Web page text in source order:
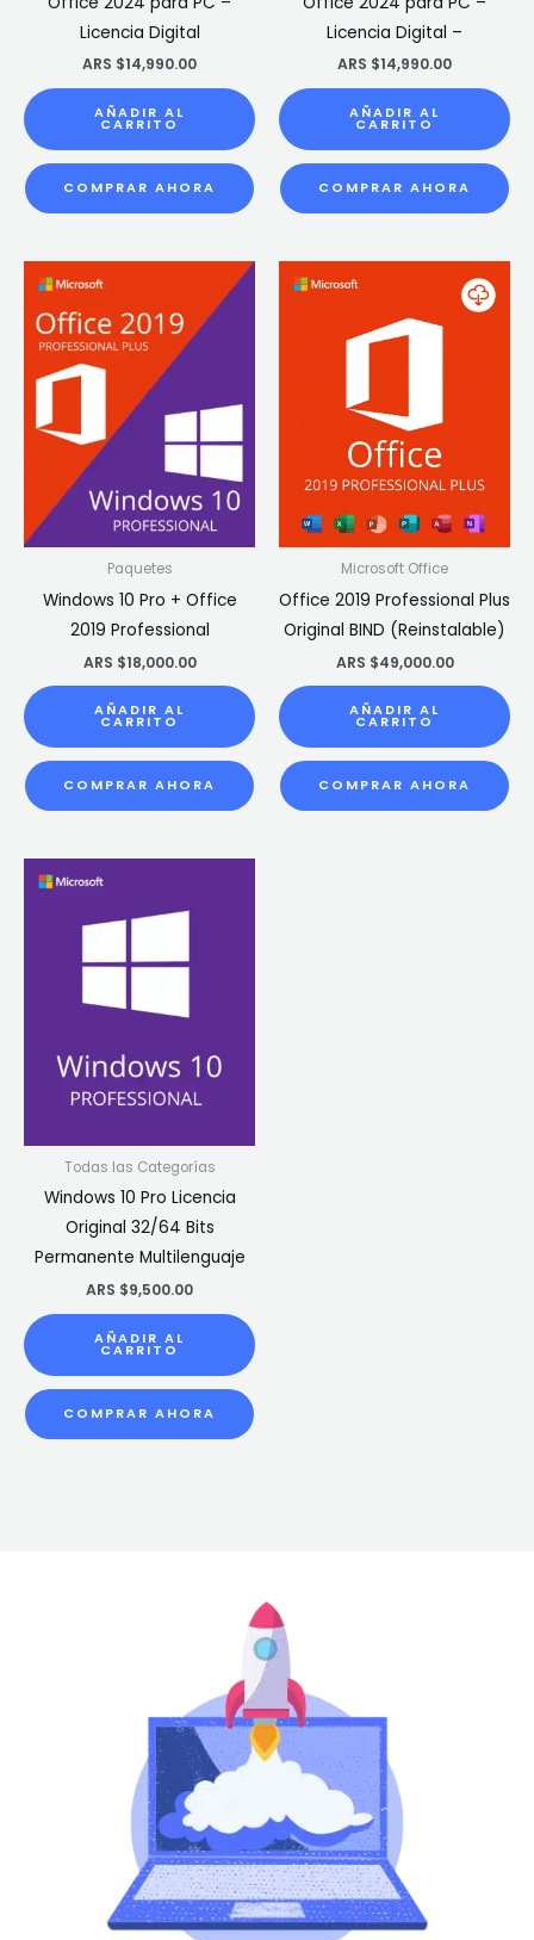
Licencia Digital
ARS $14,990.00
AÑADIR AL
CARRITO
COMPRAR AHORA
Licencia Digital –
ARS $14,990.00
AÑADIR AL
CARRITO
COMPRAR AHORA
Paquetes
Windows 10 Pro + Office
2019 Professional
ARS $18,000.00
AÑADIR AL
CARRITO
COMPRAR AHORA
Microsoft Office
Office 2019 Professional Plus
Original BIND (Reinstalable)
ARS $49,000.00
AÑADIR AL
CARRITO
COMPRAR AHORA
Todas las Categorías
Windows 10 Pro Licencia
Original 32/64 Bits
Permanente Multilenguaje
ARS $9,500.00
AÑADIR AL
CARRITO
COMPRAR AHORA